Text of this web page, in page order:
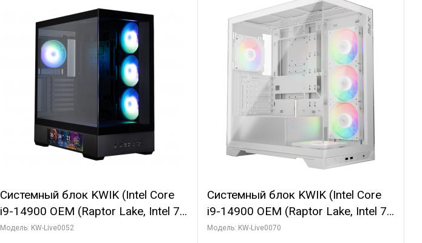
Системный блок KWIK (Intel Core
i9-14900 OEM (Raptor Lake, Intel 7,
C24 16EC/8PC// 64 ГБ ОЗУ (2
Модель: KW-Live0052
Системный блок KWIK (Intel Core
i9-14900 OEM (Raptor Lake, Intel 7,
C24 16EC/8PC// 64 ГБ ОЗУ (2
Модель: KW-Live0070